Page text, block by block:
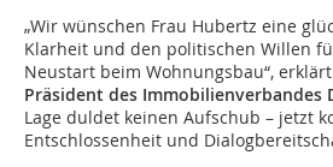
„Wir wünschen Frau Hubertz eine
Klarheit und den politischen Willen
Neustart beim Wohnungsbau“, erklärt
Präsident des Immobilienverbandes
Lage duldet keinen Aufschub – jetzt
Entschlossenheit und